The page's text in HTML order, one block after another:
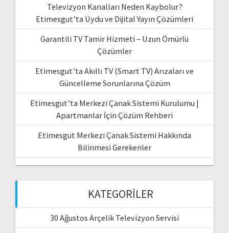
Televizyon Kanalları Neden Kaybolur?
Etimesgut’ta Uydu ve Dijital Yayın Çözümleri
Garantili TV Tamir Hizmeti – Uzun Ömürlü
Çözümler
Etimesgut’ta Akıllı TV (Smart TV) Arızaları ve
Güncelleme Sorunlarına Çözüm
Etimesgut’ta Merkezi Çanak Sistemi Kurulumu |
Apartmanlar İçin Çözüm Rehberi
Etimesgut Merkezi Çanak Sistemi Hakkında
Bilinmesi Gerekenler
KATEGORILER
30 Ağustos Arçelik Televizyon Servisi